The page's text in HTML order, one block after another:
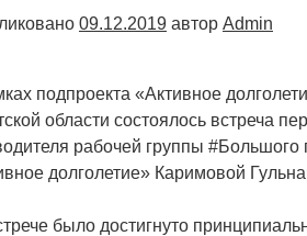
09.12.2019 автор Admin
подпроекта «Активное
области состоялось встреча
рабочей группы
долголетие» Каримовой
было достигнуто